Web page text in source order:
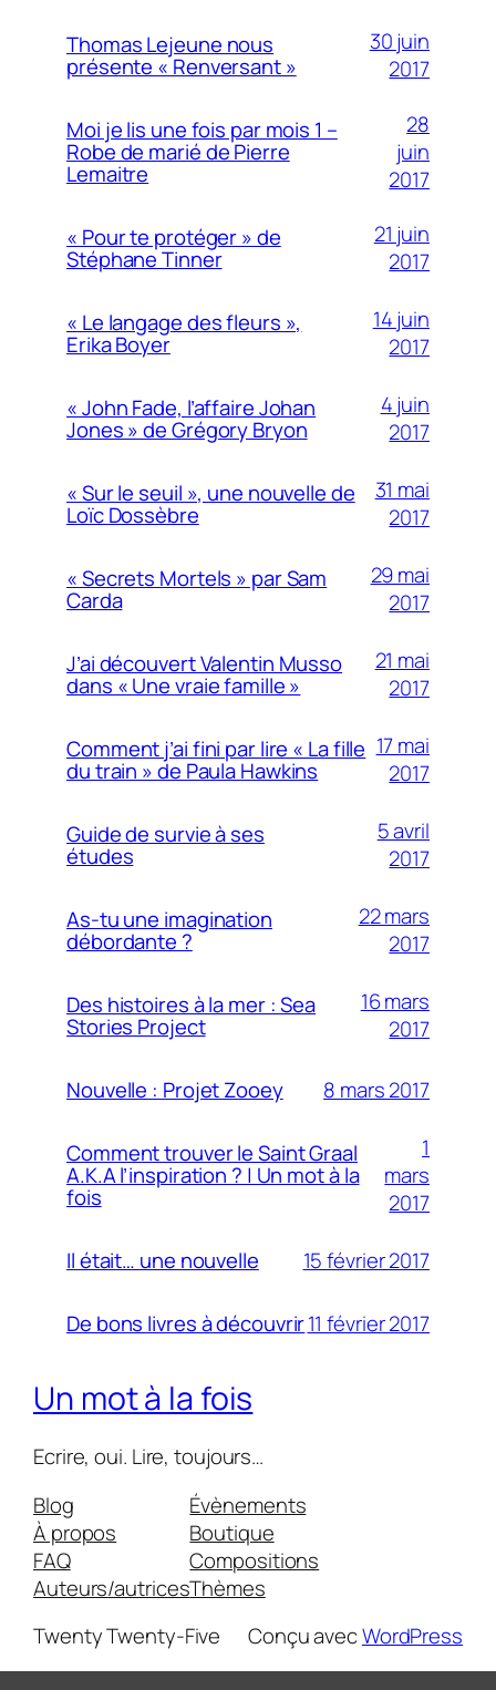
Thomas Lejeune nous
présente « Renversant »
30 juin
2017
Moi je lis une fois par mois 1 –
Robe de marié de Pierre
Lemaitre
28
juin
2017
« Pour te protéger » de
Stéphane Tinner
21 juin
2017
« Le langage des fleurs »,
Erika Boyer
14 juin
2017
« John Fade, l’affaire Johan
Jones » de Grégory Bryon
4 juin
2017
« Sur le seuil », une nouvelle de
Loïc Dossèbre
31 mai
2017
« Secrets Mortels » par Sam
Carda
29 mai
2017
J’ai découvert Valentin Musso
dans « Une vraie famille »
21 mai
2017
Comment j’ai fini par lire « La fille
du train » de Paula Hawkins
17 mai
2017
Guide de survie à ses
études
5 avril
2017
As-tu une imagination
débordante ?
22 mars
2017
Des histoires à la mer : Sea
Stories Project
16 mars
2017
Nouvelle : Projet Zooey 8 mars 2017
Comment trouver le Saint Graal
A.K.A l’inspiration ? | Un mot à la
fois
1
mars
2017
Il était… une nouvelle 15 février 2017
De bons livres à découvrir11 février 2017
Un mot à la fois
Ecrire, oui. Lire, toujours…
Blog
À propos
FAQ
Auteurs/autrices
Évènements
Boutique
Compositions
Thèmes
Twenty Twenty-Five
Conçu avecWordPress